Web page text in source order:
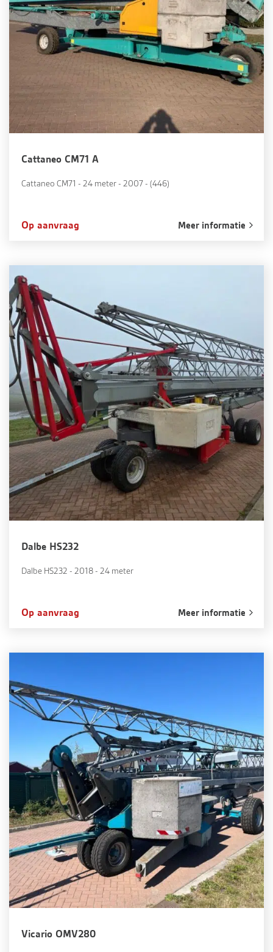
Cattaneo CM71 A
Cattaneo CM71 - 24 meter - 2007 - (446)
Op aanvraag Meer informatie
Dalbe HS232
Dalbe HS232 - 2018 - 24 meter
Op aanvraag Meer informatie
Vicario OMV280